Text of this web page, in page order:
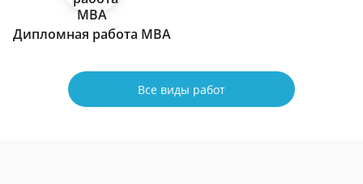
Дипломная работа МВА
Все виды работ